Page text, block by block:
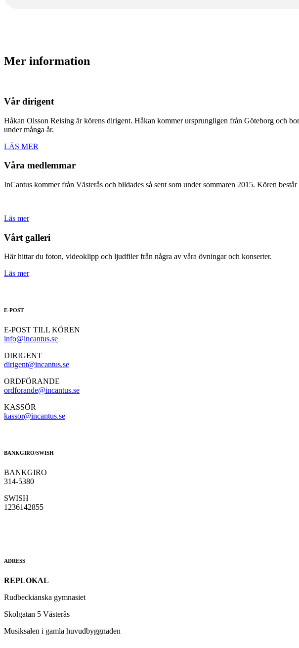
Mer information
Vår dirigent
Håkan Olsson Reising är körens dirigent. Håkan kommer ursprungligen från Göteborg och
under många år.
LÄS MER
Våra medlemmar
InCantus kommer från Västerås och bildades så sent som under sommaren 2015. Kören
Läs mer
Vårt galleri
Här hittar du foton, videoklipp och ljudfiler från några av våra övningar och konserter.
Läs mer
E-POST
E-POST TILL KÖREN
info@incantus.se
DIRIGENT
dirigent@incantus.se
ORDFÖRANDE
ordforande@incantus.se
KASSÖR
kassor@incantus.se
BANKGIRO/SWISH
BANKGIRO
314-5380
SWISH
1236142855
ADRESS
REPLOKAL
Rudbeckianska gymnasiet
Skolgatan 5 Västerås
Musiksalen i gamla huvudbyggnaden